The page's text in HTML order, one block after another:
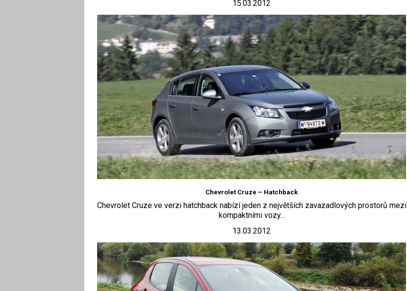
15.03.2012
Chevrolet Cruze – Hatchback
Chevrolet Cruze ve verzi hatchback nabízí jeden z největších zavazadlových prostorů mezi
kompaktními vozy...
13.03.2012